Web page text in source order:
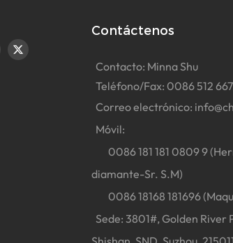
Contáctenos
Contacto: Minna Shu
Teléfono/Fax: 0086 512
Correo electrónico:
Móvil:
0086 181 181 0809 9
diamante-Sr. S.M)
0086 18168 181696
Sede: 3801#, Golden River